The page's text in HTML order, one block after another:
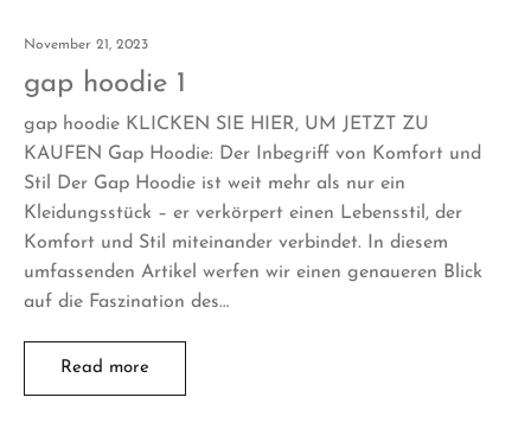
November 21, 2023
gap hoodie 1
gap hoodie KLICKEN SIE HIER, UM JETZT ZU
KAUFEN Gap Hoodie: Der Inbegriff von Komfort und
Stil Der Gap Hoodie ist weit mehr als nur ein
Kleidungsstück – er verkörpert einen Lebensstil, der
Komfort und Stil miteinander verbindet. In diesem
umfassenden Artikel werfen wir einen genaueren Blick
auf die Faszination des…
Read more